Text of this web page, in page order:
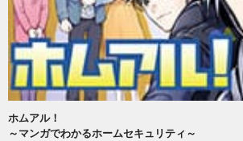
ホムアル！
～マンガでわかるホームセキュリティ～